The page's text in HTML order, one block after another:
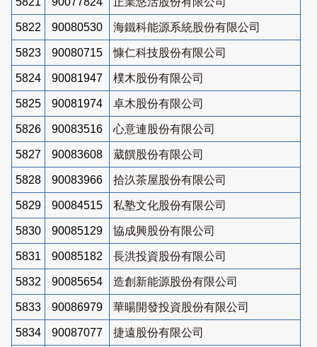
5822 90080530 海鐵科能源系統股份有限公司
5823 90080715 慷仁科技股份有限公司
5824 90081947 樸木股份有限公司
5825 90081974 卓木股份有限公司
5826 90083516 心意連股份有限公司
5827 90083608 葳饌股份有限公司
5828 90083966 拾汣茶屋股份有限公司
5829 90084515 私塾文化股份有限公司
5830 90085129 協成興股份有限公司
5831 90085182 長洪投資股份有限公司
5832 90085654 造創新能源股份有限公司
5833 90086979 華暘開發投資股份有限公司
5834 90087077 捷遠股份有限公司